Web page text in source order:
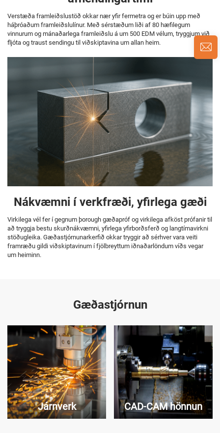
Verstæða framleiðslustöð okkar nær yfir fermetra og er búin upp með
háþróaðum framleiðslulínur. Með sérstæðum liði af 80 hæfilegum
vinnurum og mánaðarlega framleiðslu á um 500 EDM vélum, tryggjum við
fljóta og traust sendingu til viðskiptavina um allan heim.
Nákvæmni í verkfræði, yfirlega gæði
Virkilega vél fer í gegnum þorough gæðapróf og virkilega afköst prófanir til
að tryggja bestu skurðnákvæmni, yfirlega yfirborðsferð og langtímavirkni
stöðugleika. Gæðastjórnunarkerfið okkar tryggir að sérhver vara veiti
framræðu gildi viðskiptavinum í fjölbreyttum iðnaðarlöndum víðs vegar
um heiminn.
Gæðastjórnun
Járnverk CAD-CAM hönnun